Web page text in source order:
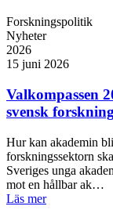
Forskningspolitik
Nyheter
2026
15 juni 2026
Valkompassen
svensk forskning
Hur kan akademin
forskningssektorn
Sveriges unga
mot en hållbar ak…
Läs mer